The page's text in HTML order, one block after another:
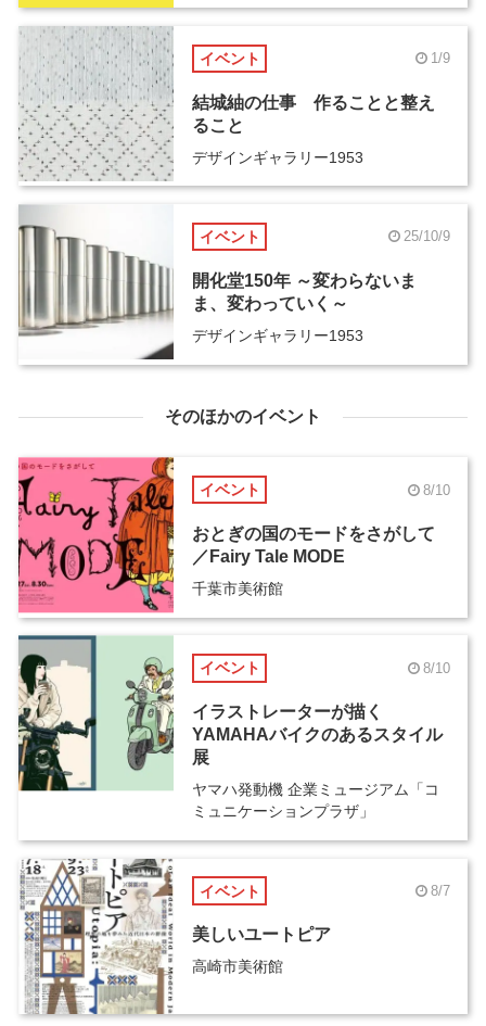
イベント 1/9
結城紬の仕事 作ることと整え
ること
デザインギャラリー1953
イベント 25/10/9
開化堂150年 ～変わらないま
ま、変わっていく～
デザインギャラリー1953
そのほかのイベント
イベント 8/10
おとぎの国のモードをさがして
／Fairy Tale MODE
千葉市美術館
イベント 8/10
イラストレーターが描く
YAMAHAバイクのあるスタイル
展
ヤマハ発動機 企業ミュージアム「コ
ミュニケーションプラザ」
イベント 8/7
美しいユートピア
高崎市美術館